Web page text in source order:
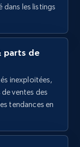
Product
dans les listings
parts de
inexploitées,
ventes des
tendances en